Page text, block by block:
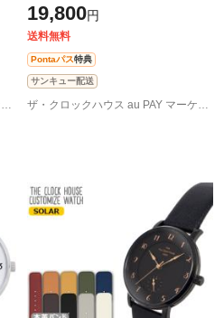
ス 腕時計 ソーラー 革ベルト ホワ
イ
19,800円
送料無料
Pontaパス特典
サンキュー配送